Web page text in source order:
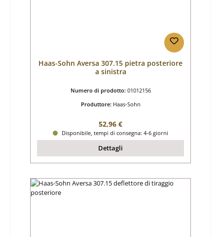
Haas-Sohn Aversa 307.15 pietra posteriore
a sinistra
Numero di prodotto: 01012156
Produttore: Haas-Sohn
Prezzo normale:
52,96 €
Disponibile, tempi di consegna: 4-6 giorni
Dettagli